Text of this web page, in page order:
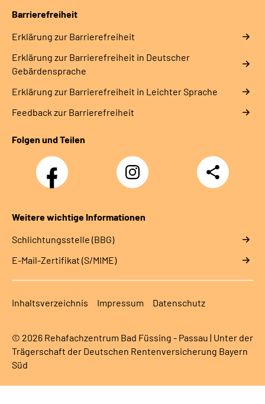
Barrierefreiheit
Erklärung zur Barrierefreiheit
Erklärung zur Barrierefreiheit in Deutscher
Gebärdensprache
Erklärung zur Barrierefreiheit in Leichter Sprache
Feedback zur Barrierefreiheit
Folgen und Teilen
Facebook Instagram
Teilen
Weitere wichtige Informationen
Schlichtungsstelle (BBG)
E-Mail-Zertifikat (S/MIME)
Inhaltsverzeichnis Impressum Datenschutz
© 2026 Rehafachzentrum Bad Füssing - Passau | Unter der
Trägerschaft der Deutschen Rentenversicherung Bayern
Süd